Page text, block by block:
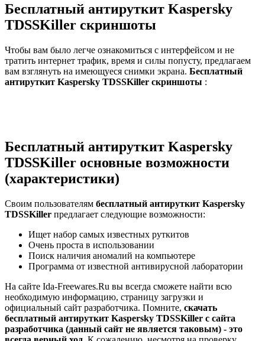
Бесплатный антируткит Kaspersky
TDSSKiller скриншоты
Чтобы вам было легче ознакомиться с интерфейсом и не
тратить интернет трафик, время и силы попусту, предлагаем
вам взглянуть на имеющуеся снимки экрана. Бесплатный
антируткит Kaspersky TDSSKiller скриншоты :
Бесплатный антируткит Kaspersky
TDSSKiller основные возможности
(характеристики)
Своим пользователям бесплатный антируткит Kaspersky
TDSSKiller предлагает следующие возможности:
Ищет набор самых известных руткитов
Очень проста в использовании
Поиск наличия аномалий на компьютере
Программа от известной антивирусной лаборатории
На сайте Ida-Freewares.Ru вы всегда сможете найти всю
необходимую информацию, страницу загрузки и
официальный сайт разработчика. Помните, скачать
бесплатный антируткит Kaspersky TDSSKiller с сайта
разработчика (данный сайт не является таковым) - это